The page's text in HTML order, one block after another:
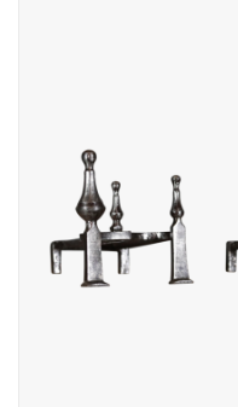
Decoratieve Outdoor
Objecten
Vloeren - Steen, Terra Cotta
& Marmer